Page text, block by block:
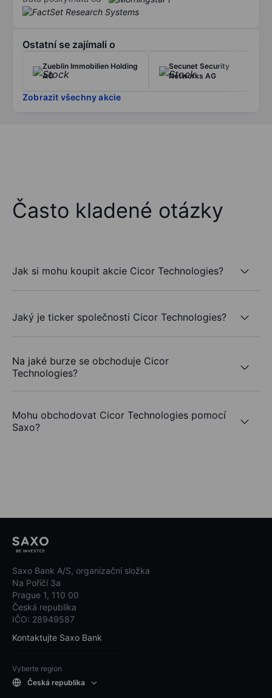
Ostatní se zajímali o
Zueblin Immobilien Holding
AG
Secunet Security
Networks AG
Zobrazit všechny akcie
Často kladené otázky
Jak si mohu koupit akcie Cicor Technologies?
Jaký je ticker společnosti Cicor Technologies?
Na jaké burze se obchoduje Cicor
Technologies?
Mohu obchodovat Cicor Technologies pomocí
Saxo?
Saxo Bank A/S, organizační složka
Na Poříčí 3a
Prague 1, 110 00
Česká republika
IČO: 28949587
Kontaktujte Saxo Bank
Vyberte region
Česká republika